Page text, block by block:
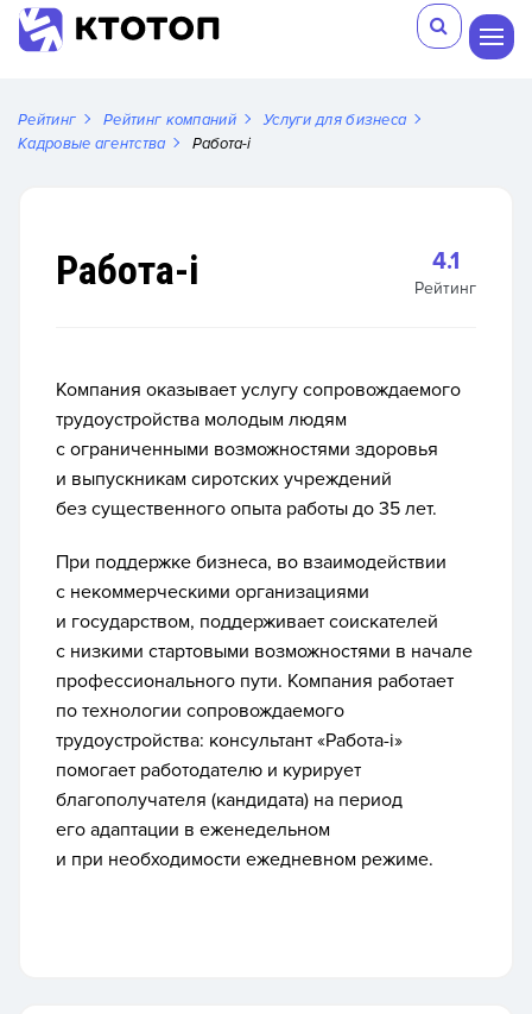
Рейтинг Рейтинг компаний
Услуги для бизнеса
Кадровые агентства
Работа-i
Работа-i 4.1
Рейтинг
Компания оказывает услугу сопровождаемого
трудоустройства молодым людям
с ограниченными возможностями здоровья
и выпускникам сиротских учреждений
без существенного опыта работы до 35 лет.
При поддержке бизнеса, во взаимодействии
с некоммерческими организациями
и государством, поддерживает соискателей
с низкими стартовыми возможностями в начале
профессионального пути. Компания работает
по технологии сопровождаемого
трудоустройства: консультант «Работа-i»
помогает работодателю и курирует
благополучателя (кандидата) на период
его адаптации в еженедельном
и при необходимости ежедневном режиме.